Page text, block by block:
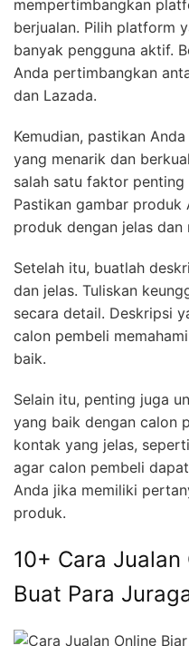
mempertimbangkan
berjualan. Pilih platform
banyak pengguna aktif.
Anda pertimbangkan
dan Lazada.
Kemudian, pastikan
yang menarik dan
salah satu faktor penting
Pastikan gambar produk
produk dengan jelas
Setelah itu, buatlah
dan jelas. Tuliskan
secara detail. Deskripsi
calon pembeli
baik.
Selain itu, penting juga
yang baik dengan calon
kontak yang jelas,
agar calon pembeli
Anda jika memiliki
produk.
10+ Cara
Buat Para